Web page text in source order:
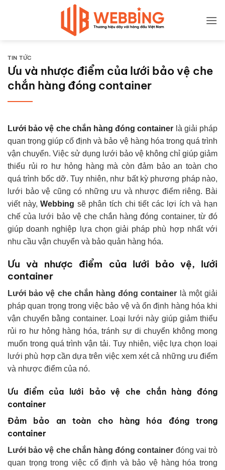
TIN TỨC
Ưu và nhược điểm của lưới bảo vệ che
chắn hàng đóng container
Lưới bảo vệ che chắn hàng đóng container là giải pháp
quan trọng giúp cố định và bảo vệ hàng hóa trong quá trình
vận chuyển. Việc sử dụng lưới bảo vệ không chỉ giúp giảm
thiểu rủi ro hư hỏng hàng mà còn đảm bảo an toàn cho
quá trình bốc dỡ. Tuy nhiên, như bất kỳ phương pháp nào,
lưới bảo vệ cũng có những ưu và nhược điểm riêng. Bài
viết này,Webbing sẽ phân tích chi tiết các lợi ích và hạn
chế của lưới bảo vệ che chắn hàng đóng container, từ đó
giúp doanh nghiệp lựa chọn giải pháp phù hợp nhất với
nhu cầu vận chuyển và bảo quản hàng hóa.
Ưu và nhược điểm của lưới bảo vệ, lưới
container
Lưới bảo vệ che chắn hàng đóng container là một giải
pháp quan trọng trong việc bảo vệ và ổn định hàng hóa khi
vận chuyển bằng container. Loại lưới này giúp giảm thiểu
rủi ro hư hỏng hàng hóa, tránh sự di chuyển không mong
muốn trong quá trình vận tải. Tuy nhiên, việc lựa chọn loại
lưới phù hợp cần dựa trên việc xem xét cả những ưu điểm
và nhược điểm của nó.
Ưu điểm của lưới bảo vệ che chắn hàng đóng
container
Đảm bảo an toàn cho hàng hóa đóng trong
container
Lưới bảo vệ che chắn hàng đóng container đóng vai trò
quan trọng trong việc cố định và bảo vệ hàng hóa trong